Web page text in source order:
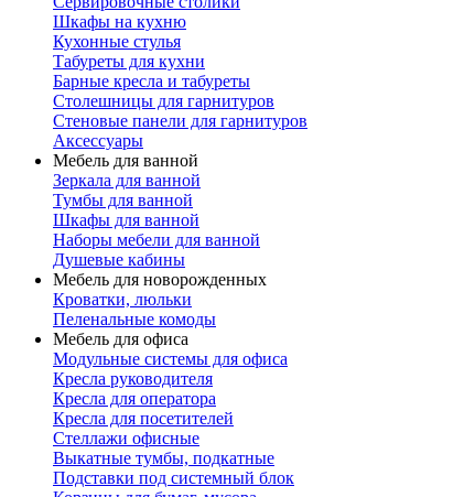
Шкафы на кухню
Кухонные стулья
Табуреты для кухни
Барные кресла и табуреты
Столешницы для гарнитуров
Стеновые панели для гарнитуров
Аксессуары
Мебель для ванной
Зеркала для ванной
Тумбы для ванной
Шкафы для ванной
Наборы мебели для ванной
Душевые кабины
Мебель для новорожденных
Кроватки, люльки
Пеленальные комоды
Мебель для офиса
Модульные системы для офиса
Кресла руководителя
Кресла для оператора
Кресла для посетителей
Стеллажи офисные
Выкатные тумбы, подкатные
Подставки под системный блок